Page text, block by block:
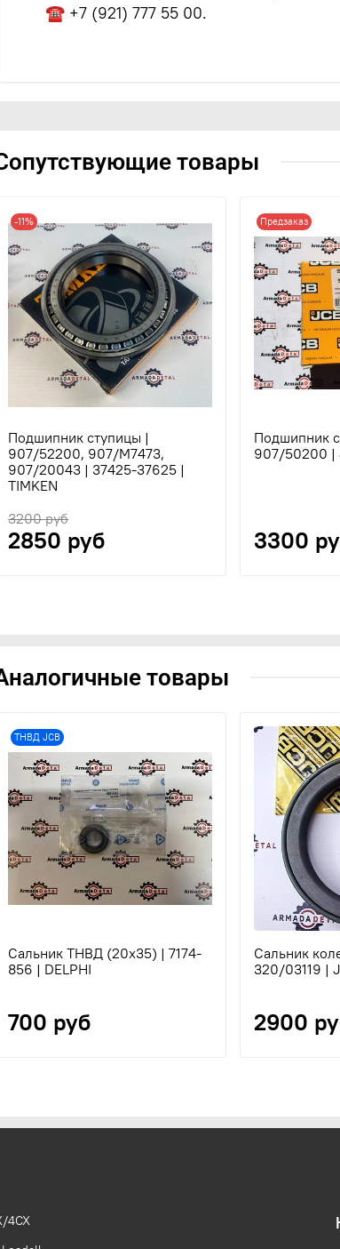
☎ +7 (921) 777 55 00.
товары
-11%
Подшипник ступицы |
907/52200, 907/M7473,
907/20043 | 37425-37625 |
TIMKEN
3200 руб
2850 руб
Предзаказ
Подшипник
907/50200 |
3300
товары
ТНВД JCB
Сальник ТНВД (20х35) | 7174-
856 | DELPHI
700 руб
Сальник
320/03119 |
2900
4CX